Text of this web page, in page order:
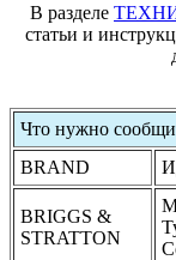
В разделе
статьи и
Что нужно
BRAND
BRIGGS &
STRATTON